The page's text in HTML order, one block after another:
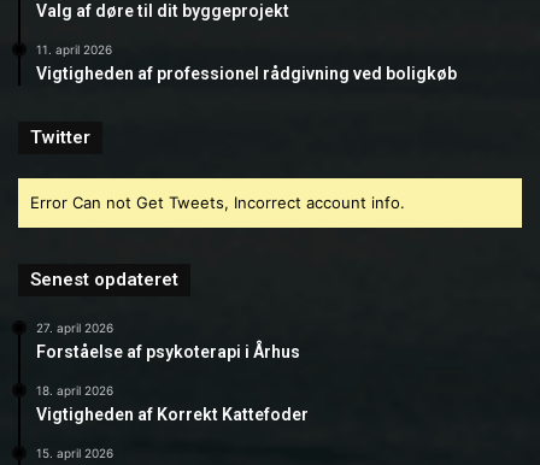
Valg af døre til dit byggeprojekt
11. april 2026
Vigtigheden af professionel rådgivning ved boligkøb
Twitter
Error Can not Get Tweets, Incorrect account info.
Senest opdateret
27. april 2026
Forståelse af psykoterapi i Århus
18. april 2026
Vigtigheden af Korrekt Kattefoder
15. april 2026